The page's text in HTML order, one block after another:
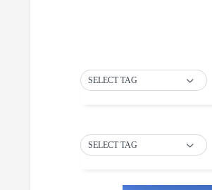
SELECT TAG
SELECT TAG